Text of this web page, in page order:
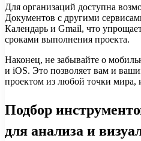
Для организаций доступна
Документов с другими
Календарь и Gmail, что
сроками выполнения проекта.
Наконец, не забывайте о
и iOS. Это позволяет вам и
проектом из любой точки мира,
Подбор
для анализа и